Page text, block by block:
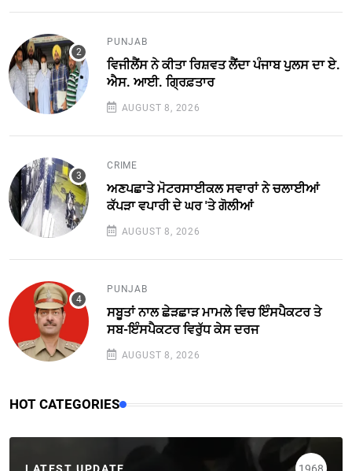
PUNJAB
ਵਿਜੀਲੈਂਸ ਨੇ ਕੀਤਾ ਰਿਸ਼ਵਤ ਲੈਂਦਾ ਪੰਜਾਬ ਪੁਲਸ ਦਾ ਏ.
ਐਸ. ਆਈ. ਗ੍ਰਿਫ਼ਤਾਰ
AUGUST 8, 2026
CRIME
ਅਣਪਛਾਤੇ ਮੋਟਰਸਾਈਕਲ ਸਵਾਰਾਂ ਨੇ ਚਲਾਈਆਂ
ਕੱਪੜਾ ਵਪਾਰੀ ਦੇ ਘਰ 'ਤੇ ਗੋਲੀਆਂ
AUGUST 8, 2026
PUNJAB
ਸਬੂਤਾਂ ਨਾਲ ਛੇੜਛਾੜ ਮਾਮਲੇ ਵਿਚ ਇੰਸਪੈਕਟਰ ਤੇ
ਸਬ-ਇੰਸਪੈਕਟਰ ਵਿਰੁੱਧ ਕੇਸ ਦਰਜ
AUGUST 8, 2026
HOT CATEGORIES
LATEST UPDATE 1968